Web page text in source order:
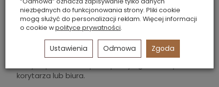
✅ Zalety:
Prosta konstrukcja– tworzywowe boki + metalowe
Oszczędność miejsca
– idealne rozwiązanie do
korytarza lub biura.
niezbędnych do funkcjonowania strony. Pliki cookie
mogą służyć do personalizacji reklam. Więcej informacji
o cookie wpolityce prywatności.
Ustawienia Odmowa Zgoda